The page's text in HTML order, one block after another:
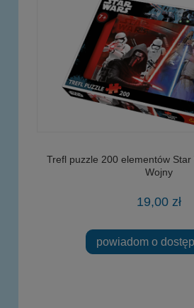
Trefl puzzle 200 elementów Star
Wojny
19,00 zł
powiadom o